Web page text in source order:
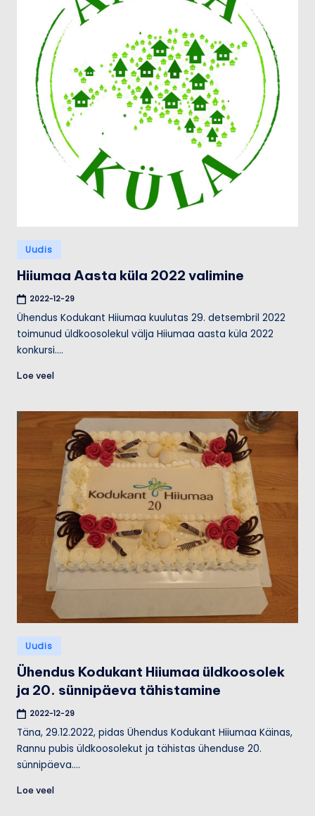
Posted
Uudis
Hiiumaa Aasta küla 2022 valimine
2022-12-29
Ühendus Kodukant Hiiumaa kuulutas 29. detsembril 2022
toimunud üldkoosolekul välja Hiiumaa aasta küla 2022
konkursi.…
Loe veel
Posted
Uudis
Ühendus Kodukant Hiiumaa üldkoosolek
ja 20. sünnipäeva tähistamine
2022-12-29
Täna, 29.12.2022, pidas Ühendus Kodukant Hiiumaa Käinas,
Rannu pubis üldkoosolekut ja tähistas ühenduse 20.
sünnipäeva.…
Loe veel